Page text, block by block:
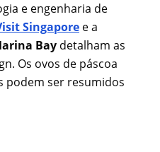
e engenharia de
Singapore e a
Bay detalham as
Os ovos de páscoa
podem ser resumidos